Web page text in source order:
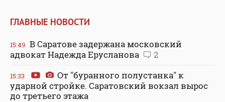
ГЛАВНЫЕ НОВОСТИ
15:49 В Саратове задержана московский
адвокат Надежда Ерусланова
2
15:33
От "буранного полустанка" к
ударной стройке. Саратовский вокзал вырос
до третьего этажа